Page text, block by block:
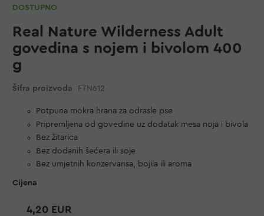
DOSTUPNO
Real Nature Wilderness Adult
govedina s nojem i bivolom 400
g
Šifra proizvoda FTN612
Potpuna mokra hrana za odrasle pse
Pripremljena od govedine uz dodatak mesa noja i bivola
Bez žitarica
Bez dodanih šećera ili soje
Bez umjetnih konzervansa, bojila ili aroma
4,20 EUR